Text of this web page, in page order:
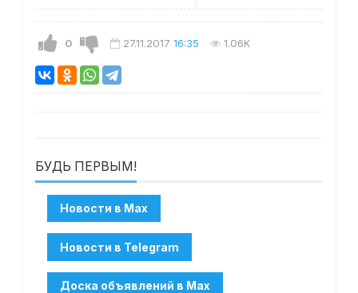
0 27.11.2017 16:35 1.06K
БУДЬ ПЕРВЫМ!